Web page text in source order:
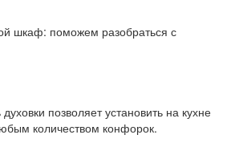
позволяет установить на кухне
количеством конфорок.